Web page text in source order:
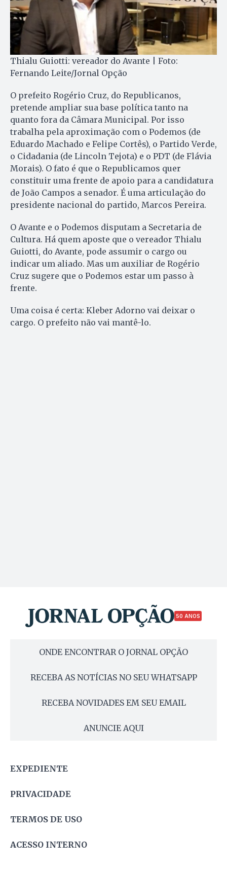
Thialu Guiotti: vereador do Avante | Foto:
Fernando Leite/Jornal Opção
O prefeito Rogério Cruz, do Republicanos,
pretende ampliar sua base política tanto na
quanto fora da Câmara Municipal. Por isso
trabalha pela aproximação com o Podemos (de
Eduardo Machado e Felipe Cortês), o Partido Verde,
o Cidadania (de Lincoln Tejota) e o PDT (de Flávia
Morais). O fato é que o Republicamos quer
constituir uma frente de apoio para a candidatura
de João Campos a senador. É uma articulação do
presidente nacional do partido, Marcos Pereira.
O Avante e o Podemos disputam a Secretaria de
Cultura. Há quem aposte que o vereador Thialu
Guiotti, do Avante, pode assumir o cargo ou
indicar um aliado. Mas um auxiliar de Rogério
Cruz sugere que o Podemos estar um passo à
frente.
Uma coisa é certa: Kleber Adorno vai deixar o
cargo. O prefeito não vai mantê-lo.
50 ANOS
ONDE ENCONTRAR O JORNAL OPÇÃO
RECEBA AS NOTÍCIAS NO SEU WHATSAPP
RECEBA NOVIDADES EM SEU EMAIL
ANUNCIE AQUI
EXPEDIENTE
PRIVACIDADE
TERMOS DE USO
ACESSO INTERNO